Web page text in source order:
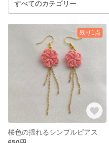
残り1点
桜色の揺れるシンプルピアス